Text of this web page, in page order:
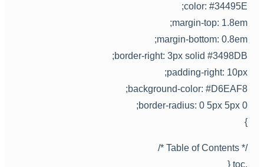
color: #34495E;
margin-top: 1.8em;
margin-bottom: 0.8em;
border-right: 3px solid #3498DB;
padding-right: 10px;
background-color: #D6EAF8;
border-radius: 0 5px 5px 0;